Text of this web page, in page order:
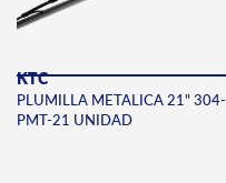
KTC
PLUMILLA METALICA 21" 304-
PMT-21 UNIDAD